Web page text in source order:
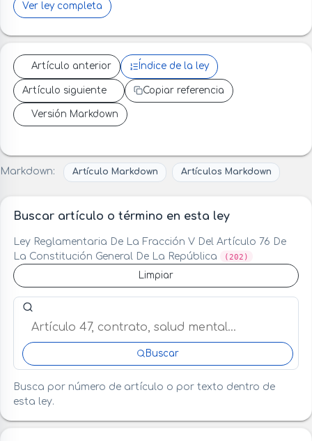
Ver ley completa
Artículo anterior Índice de la ley
Artículo siguiente Copiar referencia
Versión Markdown
Markdown: Artículo Markdown Artículos Markdown
Buscar artículo o término en esta ley
Ley Reglamentaria De La Fracción V Del Artículo 76 De
La Constitución General De La República
(202)
Limpiar
Buscar artículo o término en esta ley
Buscar
Busca por número de artículo o por texto dentro de
esta ley.